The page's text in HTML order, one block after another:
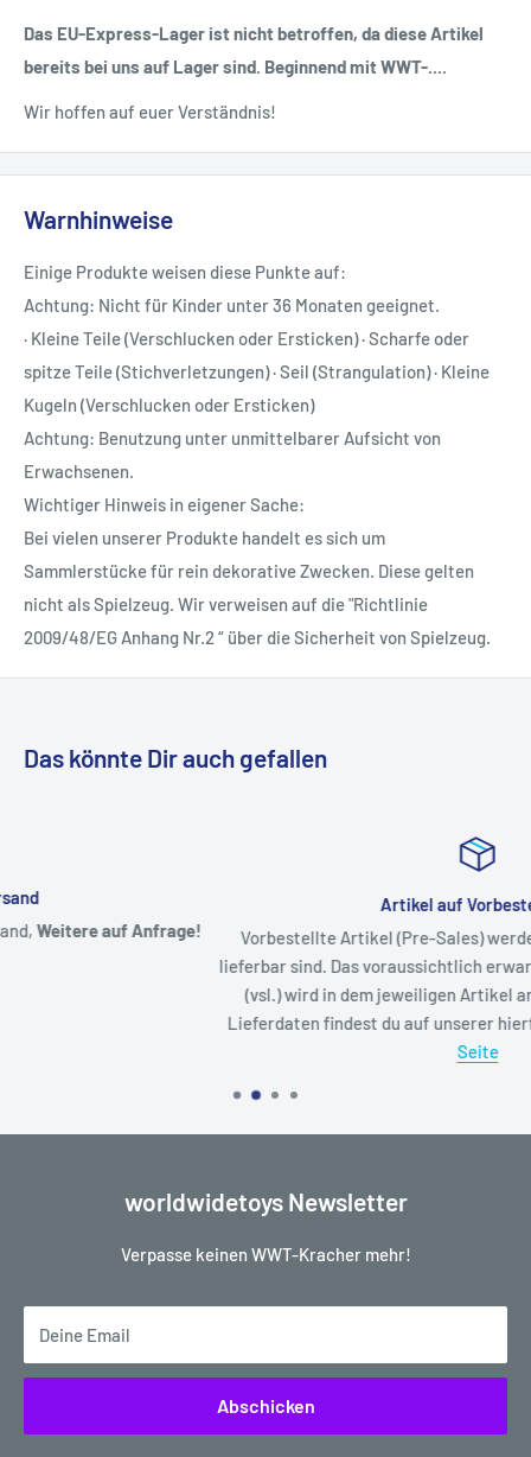
Das EU-Express-Lager ist nicht betroffen, da diese Artikel
bereits bei uns auf Lager sind. Beginnend mit WWT-....
Wir hoffen auf euer Verständnis!
Warnhinweise
Einige Produkte weisen diese Punkte auf:
Achtung: Nicht für Kinder unter 36 Monaten geeignet.
· Kleine Teile (Verschlucken oder Ersticken) · Scharfe oder
spitze Teile (Stichverletzungen) · Seil (Strangulation) · Kleine
Kugeln (Verschlucken oder Ersticken)
Achtung: Benutzung unter unmittelbarer Aufsicht von
Erwachsenen.
Wichtiger Hinweis in eigener Sache:
Bei vielen unserer Produkte handelt es sich um
Sammlerstücke für rein dekorative Zwecken. Diese gelten
nicht als Spielzeug. Wir verweisen auf die "Richtlinie
2009/48/EG Anhang Nr.2 “ über die Sicherheit von Spielzeug.
Das könnte Dir auch gefallen
Vorbestellte Artikel (Pre-Sales) werden versendet, sobald Sie
lieferbar sind. Das voraussichtlich erwartete
(vsl.) wird in dem jeweiligen Artikel angezeigt. Eine Liste der
Lieferdaten findest du auf unserer hierfür eingerichtetenStatus
worldwidetoys Newsletter
Verpasse keinen WWT-Kracher mehr!
Deine Email
Abschicken